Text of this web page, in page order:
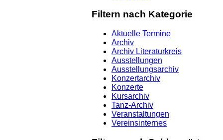
Filtern nach Kategorie
Aktuelle Termine
Archiv
Archiv Literaturkreis
Ausstellungen
Ausstellungsarchiv
Konzertarchiv
Konzerte
Kursarchiv
Tanz-Archiv
Veranstaltungen
Vereinsinternes